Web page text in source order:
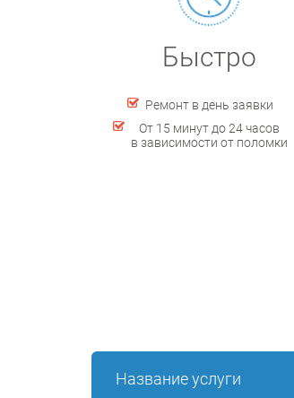
Быстро
Ремонт в день заявки
От 15 минут до 24 часов
в зависимости от поломки
Название услуги